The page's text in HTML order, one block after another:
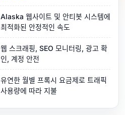
Alaska 웹사이트 및 안티봇 시스템에
최적화된 안정적인 속도
웹 스크래핑, SEO 모니터링, 광고 확
인, 계정 안전
유연한 월별 프록시 요금제로 트래픽
사용량에 따라 지불